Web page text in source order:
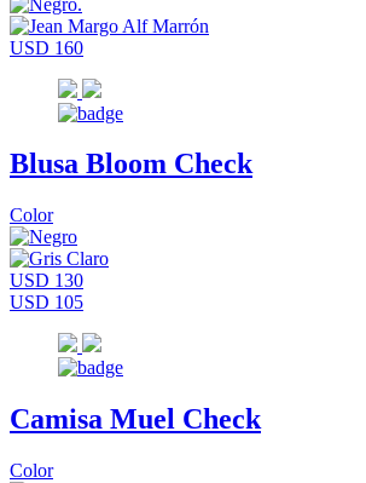
USD 160
Blusa Bloom Check
Color
USD 130
USD 105
Camisa Muel Check
Color